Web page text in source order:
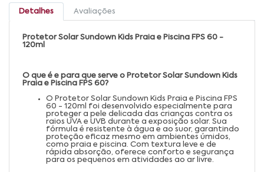
Detalhes Avaliações
Protetor Solar Sundown Kids Praia e Piscina FPS 60 -
120ml
O que é e para que serve o Protetor Solar Sundown Kids
Praia e Piscina FPS 60?
O Protetor Solar Sundown Kids Praia e Piscina FPS
60 - 120ml foi desenvolvido especialmente para
proteger a pele delicada das crianças contra os
raios UVA e UVB durante a exposição solar. Sua
fórmula é resistente à água e ao suor, garantindo
proteção eficaz mesmo em ambientes úmidos,
como praia e piscina. Com textura leve e de
rápida absorção, oferece conforto e segurança
para os pequenos em atividades ao ar livre.